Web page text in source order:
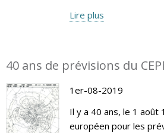
Lire plus
40 ans de prévisions du
1er-08-2019
Il y a 40 ans, le 1 août
européen pour les